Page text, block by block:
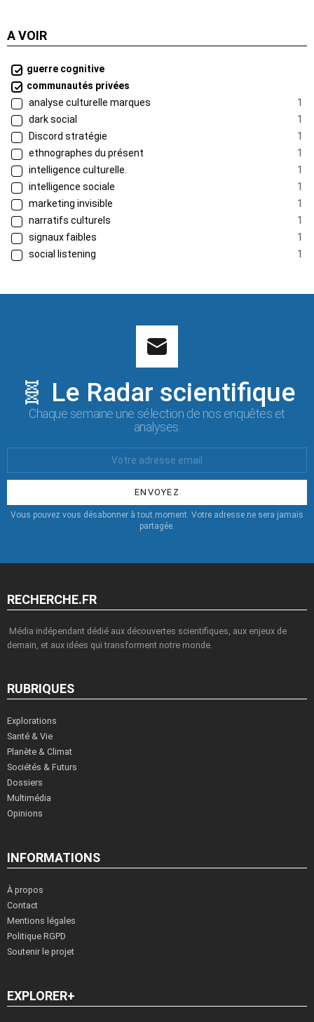
A VOIR
guerre cognitive
communautés privées
analyse culturelle marques
1
dark social
1
Discord stratégie
1
ethnographes du présent
1
intelligence culturelle.
1
intelligence sociale
1
marketing invisible
1
narratifs culturels
1
signaux faibles
1
social listening
1
🧬 Le Radar scientifique
Chaque semaine une sélection de nos enquêtes et
analyses.
:
Vous pouvez vous désabonner à tout moment. Votre adresse ne sera jamais
partagée.
RECHERCHE.FR
Média indépendant dédié aux découvertes scientifiques, aux enjeux de
demain, et aux idées qui transforment notre monde.
RUBRIQUES
Explorations
Santé & Vie
Planète & Climat
Sociétés & Futurs
Dossiers
Multimédia
Opinions
INFORMATIONS
À propos
Contact
Mentions légales
Politique RGPD
Soutenir le projet
EXPLORER+